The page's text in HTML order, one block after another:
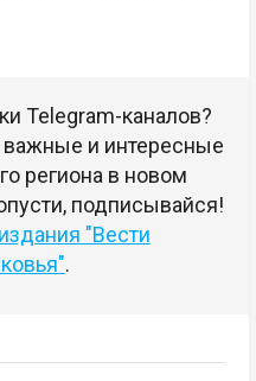
Telegram-каналов?
и интересные
региона в новом
подписывайся!
"Вести
.